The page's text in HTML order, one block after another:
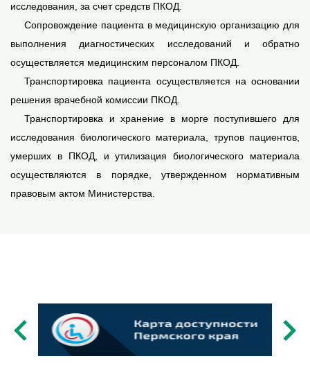
исследования, за счет средств ПКОД.
Сопровождение пациента в медицинскую организацию для
выполнения диагностических исследований и обратно
осуществляется медицинским персоналом ПКОД.
Транспортировка пациента осуществляется на основании
решения врачебной комиссии ПКОД.
Транспортировка и хранение в морге поступившего для
исследования биологического материала, трупов пациентов,
умерших в ПКОД, и утилизация биологического материала
осуществляются в порядке, утвержденном нормативным
правовым актом Министерства.